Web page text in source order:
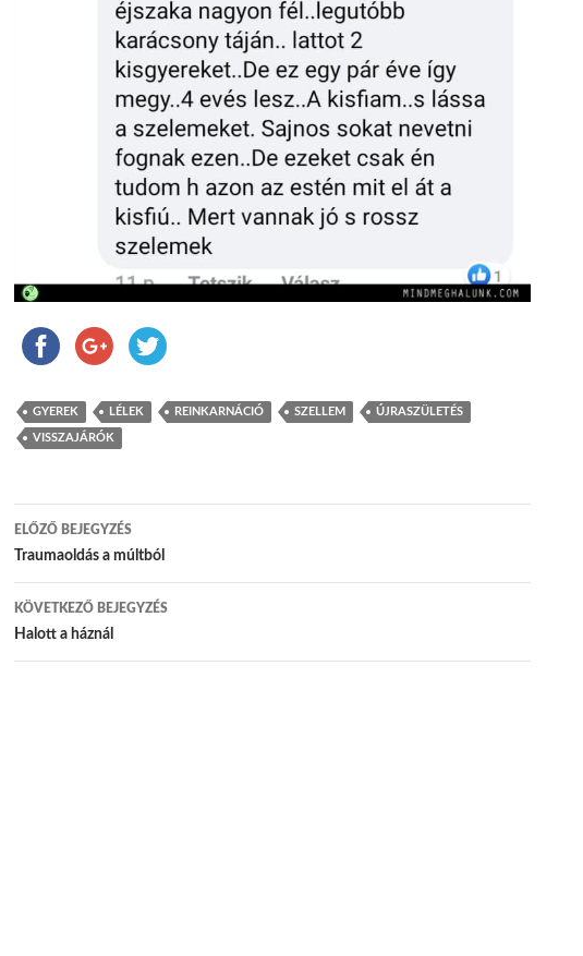
GYEREK LÉLEK REINKARNÁCIÓ SZELLEM ÚJRASZÜLETÉS
VISSZAJÁRÓK
Bejegyzés navigáció
ELŐZŐ BEJEGYZÉS
Traumaoldás a múltból
KÖVETKEZŐ BEJEGYZÉS
Halott a háznál